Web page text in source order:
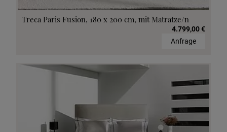
Treca Paris Fusion, 180 x 200 cm, mit Matratze/n
4.799,00 €
Anfrage